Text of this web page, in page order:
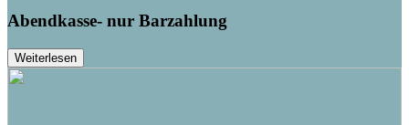
Abendkasse- nur Barzahlung
Weiterlesen